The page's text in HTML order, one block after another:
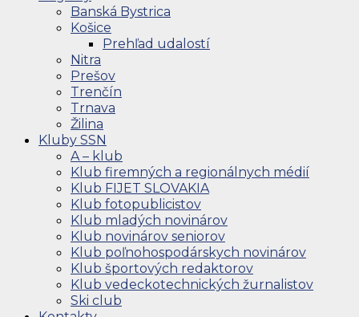
Banská Bystrica
Košice
Prehľad udalostí
Nitra
Prešov
Trenčín
Trnava
Žilina
Kluby SSN
A – klub
Klub firemných a regionálnych médií
Klub FIJET SLOVAKIA
Klub fotopublicistov
Klub mladých novinárov
Klub novinárov seniorov
Klub poľnohospodárskych novinárov
Klub športových redaktorov
Klub vedeckotechnických žurnalistov
Ski club